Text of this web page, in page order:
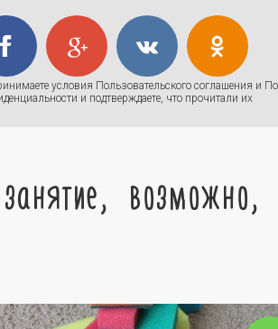
условия Пользовательского соглашения и
и подтверждаете, что прочитали их